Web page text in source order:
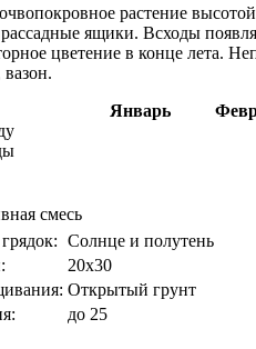
растение
ящики. Всходы
цветение в конце лета.
Январь
смесь
Солнце и полутень
20х30
Открытый грунт
до 25